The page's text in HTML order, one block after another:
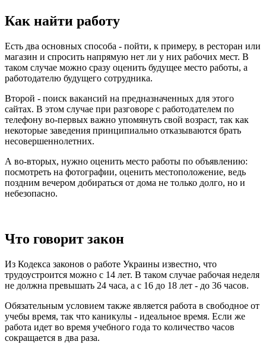
Как найти работу
Есть два основных способа - пойти, к примеру, в ресторан или
магазин и спросить напрямую нет ли у них рабочих мест. В
таком случае можно сразу оценить будущее место работы, а
работодателю будущего сотрудника.
Второй - поиск вакансий на предназначенных для этого
сайтах. В этом случае при разговоре с работодателем по
телефону во-первых важно упомянуть свой возраст, так как
некоторые заведения принципиально отказываются брать
несовершеннолетних.
А во-вторых, нужно оценить место работы по объявлению:
посмотреть на фотографии, оценить местоположение, ведь
поздним вечером добираться от дома не только долго, но и
небезопасно.
Что говорит закон
Из Кодекса законов о работе Украины известно, что
трудоустроится можно с 14 лет. В таком случае рабочая неделя
не должна превышать 24 часа, а с 16 до 18 лет - до 36 часов.
Обязательным условием также является работа в свободное от
учебы время, так что каникулы - идеальное время. Если же
работа идет во время учебного года то количество часов
сокращается в два раза.